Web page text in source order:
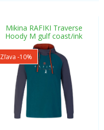
Mikina RAFIKI Traverse
Hoody M gulf coast/ink
Zľava -10%